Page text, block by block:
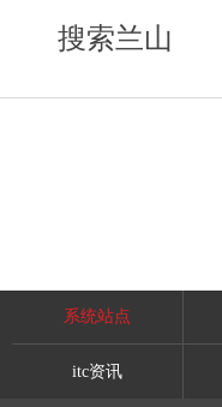
搜索兰山
系统站点
itc资讯